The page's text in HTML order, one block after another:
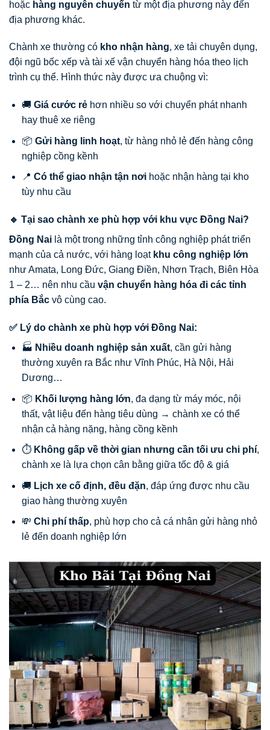
hoặc hàng nguyên chuyến từ một địa phương này đến
địa phương khác.
Chành xe thường có kho nhận hàng, xe tải chuyên dụng,
đội ngũ bốc xếp và tài xế vận chuyển hàng hóa theo lịch
trình cụ thể. Hình thức này được ưa chuộng vì:
🚚 Giá cước rẻhơn nhiều so với chuyển phát nhanh
hay thuê xe riêng
📦 Gửi hàng linh hoạt, từ hàng nhỏ lẻ đến hàng công
nghiệp cồng kềnh
📍 Có thể giao nhận tận nơihoặc nhận hàng tại kho
tùy nhu cầu
🔹 Tại sao chành xe phù hợp với khu vực Đồng Nai?
Đồng Nai là một trong những tỉnh công nghiệp phát triển
mạnh của cả nước, với hàng loạt khu công nghiệp lớn
như Amata, Long Đức, Giang Điền, Nhơn Trạch, Biên Hòa
1 – 2… nên nhu cầu vận chuyển hàng hóa đi các tỉnh
phía Bắc vô cùng cao.
✅ Lý do chành xe phù hợp với Đồng Nai:
🏭 Nhiều doanh nghiệp sản xuất, cần gửi hàng
thường xuyên ra Bắc như Vĩnh Phúc, Hà Nội, Hải
Dương…
📦 Khối lượng hàng lớn, đa dạng từ máy móc, nội
thất, vật liệu đến hàng tiêu dùng → chành xe có thể
nhận cả hàng nặng, hàng cồng kềnh
⏱️ Không gấp về thời gian nhưng cần tối ưu chi phí,
chành xe là lựa chọn cân bằng giữa tốc độ & giá
🚚 Lịch xe cố định, đều đặn, đáp ứng được nhu cầu
giao hàng thường xuyên
💸 Chi phí thấp, phù hợp cho cả cá nhân gửi hàng nhỏ
lẻ đến doanh nghiệp lớn